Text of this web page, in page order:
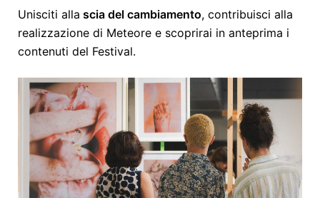
Unisciti alla scia del cambiamento, contribuisci alla
realizzazione di Meteore e scoprirai in anteprima i
contenuti del Festival.